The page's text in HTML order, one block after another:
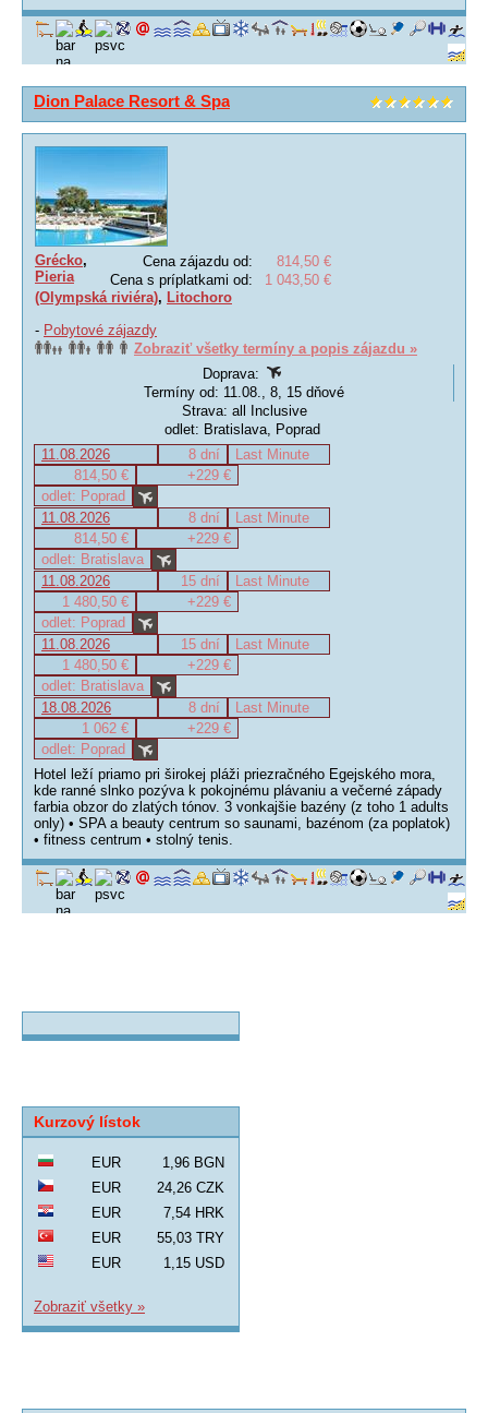
Dion Palace Resort & Spa
Cena zájazdu od:
814,50 €
Cena s príplatkami od:
1 043,50 €
Grécko,
Pieria
(Olympská riviéra), Litochoro
- Pobytové zájazdy
Zobraziť všetky termíny a popis zájazdu »
Doprava:
Termíny od: 11.08., 8, 15 dňové
Strava: all Inclusive
odlet: Bratislava, Poprad
11.08.2026
8 dní
Last Minute
814,50 €
+229 €
odlet: Poprad
11.08.2026
8 dní
Last Minute
814,50 €
+229 €
odlet: Bratislava
11.08.2026
15 dní
Last Minute
1 480,50 €
+229 €
odlet: Poprad
11.08.2026
15 dní
Last Minute
1 480,50 €
+229 €
odlet: Bratislava
18.08.2026
8 dní
Last Minute
1 062 €
+229 €
odlet: Poprad
Hotel leží priamo pri širokej pláži priezračného Egejského mora,
kde ranné slnko pozýva k pokojnému plávaniu a večerné západy
farbia obzor do zlatých tónov. 3 vonkajšie bazény (z toho 1 adults
only) • SPA a beauty centrum so saunami, bazénom (za poplatok)
• fitness centrum • stolný tenis.
Kurzový lístok
EUR
1,96 BGN
EUR
24,26 CZK
EUR
7,54 HRK
EUR
55,03 TRY
EUR
1,15 USD
Zobraziť všetky »